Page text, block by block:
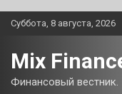
Перейти
Суббота, 8 августа, 2026
Mix
Финансовый вестник.